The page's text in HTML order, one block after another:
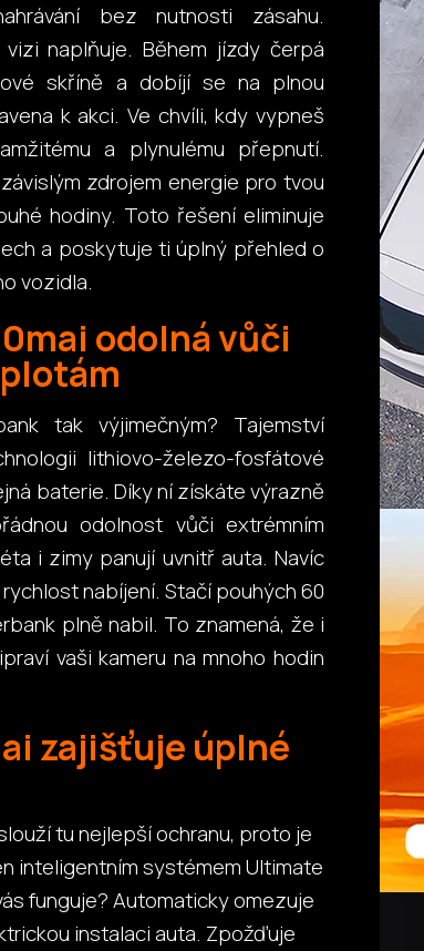
bez nutnosti zásahu.
naplňuje. Během jízdy čerpá
skříně a dobíjí se na plnou
k akci. Ve chvíli, kdy vypneš
a plynulému přepnutí.
zdrojem energie pro tvou
hodiny. Toto řešení eliminuje
a poskytuje ti úplný přehled o
vozidla.
odolná vůči
tak výjimečným? Tajemství
lithiovo-železo-fosfátové
baterie. Díky ní získáte výrazně
odolnost vůči extrémním
i zimy panují uvnitř auta. Navíc
nabíjení. Stačí pouhých 60
plně nabil. To znamená, že i
vaši kameru na mnoho hodin
zajišťuje úplné
tu nejlepší ochranu, proto je
inteligentním systémem Ultimate
funguje? Automaticky omezuje
instalaci auta. Zpožďuje